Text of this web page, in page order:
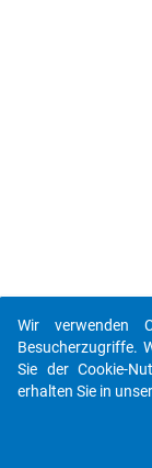
Wir verwenden
Besucherzugriffe.
Sie der Cookie-
erhalten Sie in